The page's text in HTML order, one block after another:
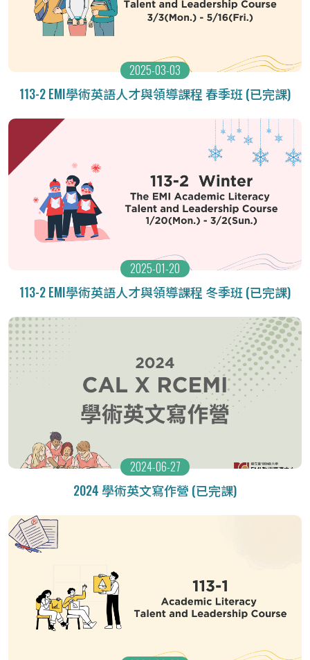
2025-03-03
113-2 EMI學術英語人才與領導課程 春季班 (已完課)
2025-01-20
113-2 EMI學術英語人才與領導課程 冬季班 (已完課)
2024-06-27
2024 學術英文寫作營 (已完課)